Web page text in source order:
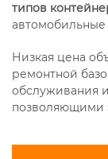
типов
Низкая цена
ремонтной
обслуживания
позволяющими